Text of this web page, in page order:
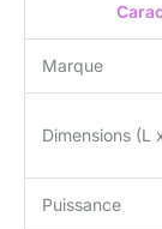
Marque
Dimensions (L
Puissance